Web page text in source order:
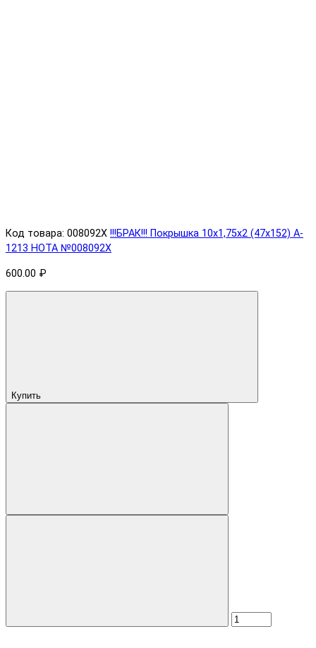
Код товара: 008092X !!!БРАК!!! Покрышка 10х1,75х2 (47x152) A-
1213 HOTA №008092X
600.00 ₽
Купить